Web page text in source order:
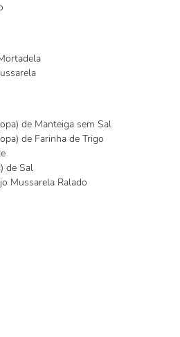
de Manteiga sem Sal
de Farinha de Trigo
de Sal
Mussarela Ralado